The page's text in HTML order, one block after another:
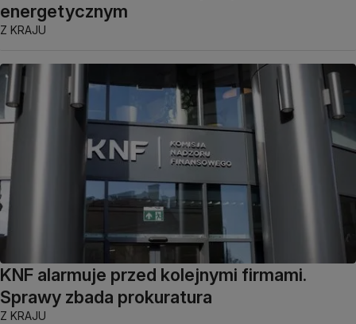
energetycznym
Z KRAJU
KNF alarmuje przed kolejnymi firmami.
Sprawy zbada prokuratura
Z KRAJU